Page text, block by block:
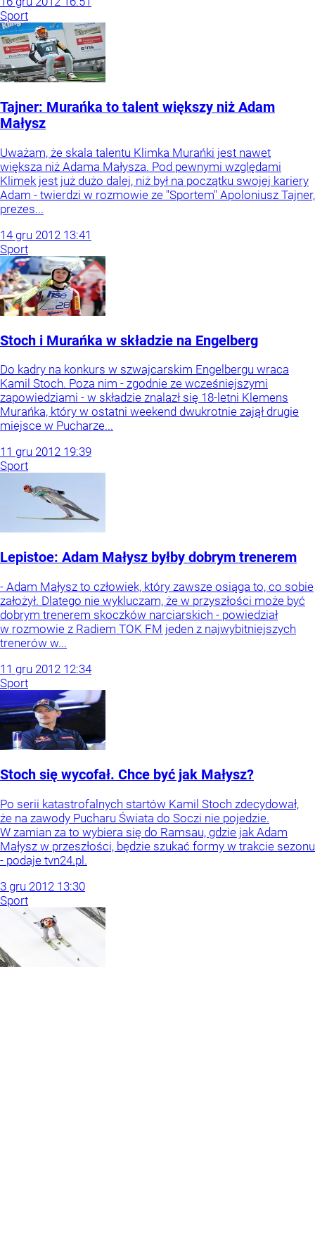
Sport
Tajner: Murańka to talent większy niż Adam
Małysz
Uważam, że skala talentu Klimka Murańki jest nawet
większa niż Adama Małysza. Pod pewnymi względami
Klimek jest już dużo dalej, niż był na początku swojej kariery
Adam - twierdzi w rozmowie ze "Sportem" Apoloniusz Tajner,
prezes...
14 gru 2012 13:41
Sport
Stoch i Murańka w składzie na Engelberg
Do kadry na konkurs w szwajcarskim Engelbergu wraca
Kamil Stoch. Poza nim - zgodnie ze wcześniejszymi
zapowiedziami - w składzie znalazł się 18-letni Klemens
Murańka, który w ostatni weekend dwukrotnie zajął drugie
miejsce w Pucharze...
11 gru 2012 19:39
Sport
Lepistoe: Adam Małysz byłby dobrym trenerem
- Adam Małysz to człowiek, który zawsze osiąga to, co sobie
założył. Dlatego nie wykluczam, że w przyszłości może być
dobrym trenerem skoczków narciarskich - powiedział
w rozmowie z Radiem TOK FM jeden z najwybitniejszych
trenerów w...
11 gru 2012 12:34
Sport
Stoch się wycofał. Chce być jak Małysz?
Po serii katastrofalnych startów Kamil Stoch zdecydował,
że na zawody Pucharu Świata do Soczi nie pojedzie.
W zamian za to wybiera się do Ramsau, gdzie jak Adam
Małysz w przeszłości, będzie szukać formy w trakcie sezonu
- podaje tvn24.pl.
3 gru 2012 13:30
Sport